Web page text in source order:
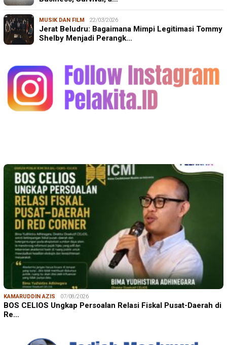
MUSIK DAN FILM 22/03/2026
Jerat Beludru: Bagaimana Mimpi Legitimasi Tommy
Shelby Menjadi Perangk…
KAMARUDDIN AZIS 07/08/2026
BOS CELIOS Ungkap Persoalan Relasi Fiskal Pusat-Daerah di
Re…